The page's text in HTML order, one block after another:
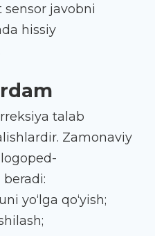
sensor javobni
hissiy
talab
Zamonaviy
yo‘lga qo‘yish;